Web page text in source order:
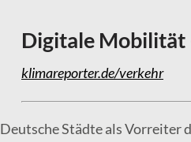
Digitale Mobilität
klimareporter.de/verkehr
Deutsche Städte als Vorreiter